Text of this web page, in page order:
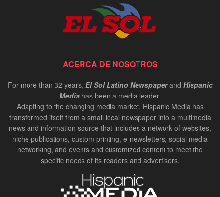
ACERCA DE NOSOTROS
For more than 32 years, El Sol Latino Newspaperand Hispanic
Media has been a media leader.
Adapting to the changing media market, Hispanic Media has
transformed itself from a small local newspaper into a multimedia
news and information source that includes a network of websites,
niche publications, custom printing, e-newsletters, social media
networking, and events and customized content to meet the
specific needs of its readers and advertisers.